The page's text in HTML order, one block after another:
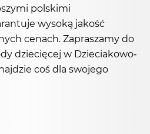
polskimi
wysoką jakość
cenach. Zapraszamy do
dziecięcej w Dzieciakowo-
coś dla swojego